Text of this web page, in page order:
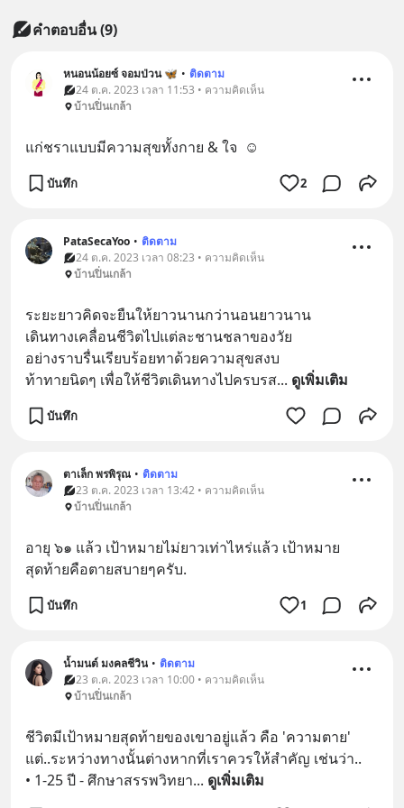
คำตอบอื่น(9)
หนอนน้อยซ์ จอมป่วน 🦋 • ติดตาม
24 ต.ค. 2023 เวลา 11:53 • ความคิดเห็น
บ้านปิ่นเกล้า
แก่ชราแบบมีความสุขทั้งกาย & ใจ  ☺️
บันทึก 2
PataSecaYoo • ติดตาม
24 ต.ค. 2023 เวลา 08:23 • ความคิดเห็น
บ้านปิ่นเกล้า
ระยะยาวคิดจะยืนให้ยาวนานกว่านอนยาวนาน
เดินทางเคลื่อนชีวิตไปแต่ละชานชลาของวัย
อย่างราบรื่นเรียบร้อยทาด้วยความสุขสงบ
ท้าทายนิดๆ เพื่อให้ชีวิตเดินทางไปครบรส... ดูเพิ่มเติม
บันทึก
ตาเล็ก พรพิรุณ • ติดตาม
23 ต.ค. 2023 เวลา 13:42 • ความคิดเห็น
บ้านปิ่นเกล้า
อายุ ๖๑ แล้ว เป้าหมายไม่ยาวเท่าไหร่แล้ว เป้าหมาย
สุดท้ายคือตายสบายๆครับ.
บันทึก 1
น้ำมนต์ มงคลชีวิน • ติดตาม
23 ต.ค. 2023 เวลา 10:00 • ความคิดเห็น
บ้านปิ่นเกล้า
ชีวิตมีเป้าหมายสุดท้ายของเขาอยู่แล้ว คือ 'ความตาย'
แต่..ระหว่างทางนั้นต่างหากที่เราควรให้สำคัญ เช่นว่า..
• 1-25 ปี - ศึกษาสรรพวิทยา... ดูเพิ่มเติม